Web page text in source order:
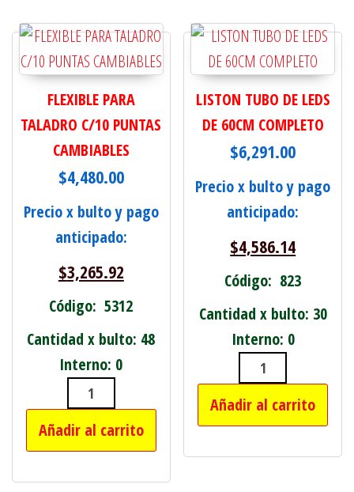
FLEXIBLE PARA
TALADRO C/10 PUNTAS
CAMBIABLES
$4,480.00
Precio x bulto y pago
anticipado:
$3,265.92
Código: 5312
Cantidad x bulto: 48
Interno: 0
FLEXIBLE PARA TALADRO C/10
Añadir al carrito
LISTON TUBO DE LEDS
DE 60CM COMPLETO
$6,291.00
Precio x bulto y pago
anticipado:
$4,586.14
Código: 823
Cantidad x bulto: 30
Interno: 0
LISTON TUBO
Añadir al carrito